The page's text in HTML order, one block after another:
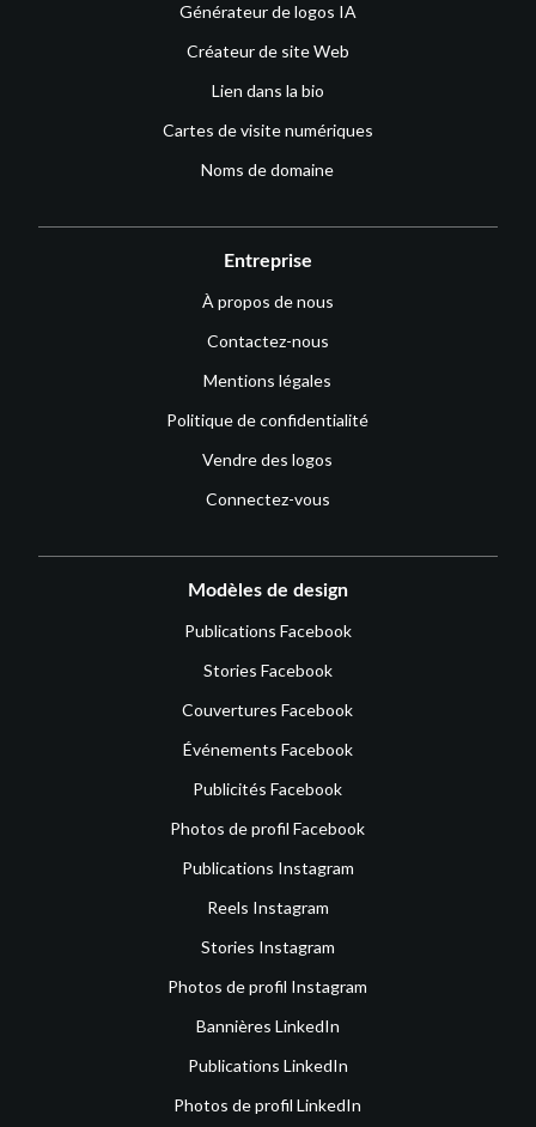
Générateur de logos IA
Créateur de site Web
Lien dans la bio
Cartes de visite numériques
Noms de domaine
Entreprise
À propos de nous
Contactez-nous
Mentions légales
Politique de confidentialité
Vendre des logos
Connectez-vous
Modèles de design
Publications Facebook
Stories Facebook
Couvertures Facebook
Événements Facebook
Publicités Facebook
Photos de profil Facebook
Publications Instagram
Reels Instagram
Stories Instagram
Photos de profil Instagram
Bannières LinkedIn
Publications LinkedIn
Photos de profil LinkedIn